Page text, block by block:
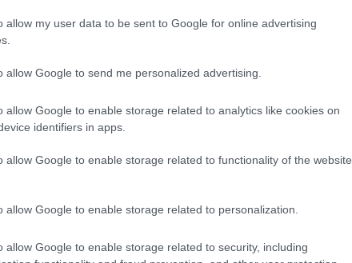
allow my user data to be sent to Google for online advertising
allow Google to send me personalized advertising.
allow Google to enable storage related to analytics like cookies on
identifiers in apps.
allow Google to enable storage related to functionality of the website
allow Google to enable storage related to personalization.
allow Google to enable storage related to security, including
egész udvart tudtam fényképezni, amikor ez a
a fotós. Szerinte nagyon kínos eset volt, az
hogy ezt a felvételt elkészítette.
és ellátták. De azután elmondták nekem,
hogy a vigyázzállásban hogyan dőljenek el. Ha
is dőlsz ki, és ő pont olyan volt, mint egy eldőlő
volna magát a dőlés folyamatát" – tette
fotó